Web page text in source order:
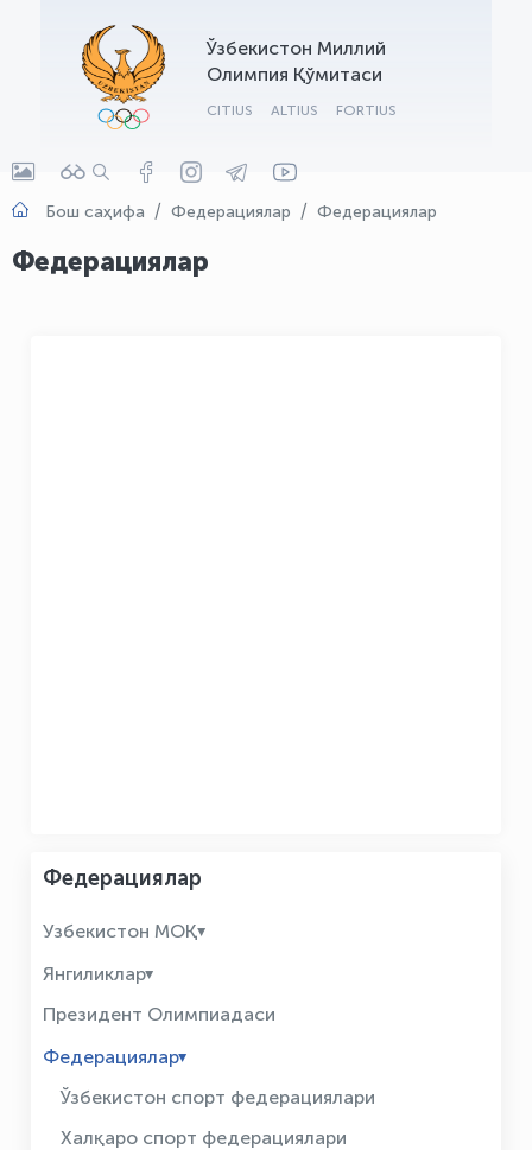
Ўзбекистон Миллий
Олимпия Қўмитаси
CITIUS ALTIUS FORTIUS
Бош саҳифа Федерациялар Федерациялар
Федерациялар
Федерациялар
Узбекистон МОҚ
Янгиликлар
Президент Олимпиадаси
Федерациялар
Ўзбекистон спорт федерациялари
Халқаро спорт федерациялари
OLYMPCHIK AI - yordamchi
Онлайн · olympic.uz